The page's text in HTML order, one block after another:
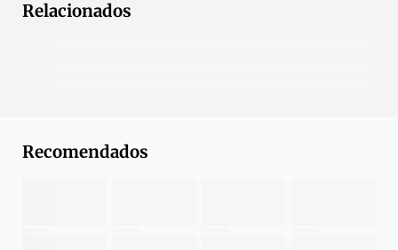
Relacionados
Recomendados